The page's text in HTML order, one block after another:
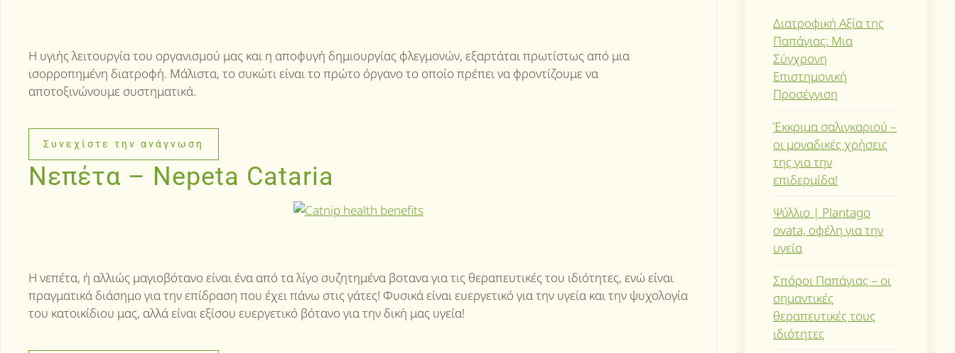
Η υγιής λειτουργία του οργανισμού μας και η αποφυγή δημιουργίας φλεγμονών, εξαρτάται πρωτίστως από μια
ισορροπημένη διατροφή. Μάλιστα, το συκώτι είναι το πρώτο όργανο το οποίο πρέπει να φροντίζουμε να
αποτοξινώνουμε συστηματικά.
Συνεχίστε την ανάγνωση
Νεπέτα – Nepeta Cataria
Η νεπέτα, ή αλλιώς μαγιοβότανο είναι ένα από τα λίγο συζητημένα βοτανα για τις θεραπευτικές του ιδιότητες, ενώ είναι
πραγματικά διάσημο για την επίδραση που έχει πάνω στις γάτες! Φυσικά είναι ευεργετικό για την υγεία και την ψυχολογία
του κατοικίδιου μας, αλλά είναι εξίσου ευεργετικό βότανο για την δική μας υγεία!
Διατροφική Αξία της
Παπάγιας: Μια
Σύγχρονη
Επιστημονική
Προσέγγιση
Έκκριμα σαλιγκαριού –
οι μοναδικές χρήσεις
της για την
επιδερμίδα!
Ψύλλιο | Plantago
ovata, οφέλη για την
υγεία
Σπόροι Παπάγιας – οι
σημαντικές
θεραπευτικές τους
ιδιότητες